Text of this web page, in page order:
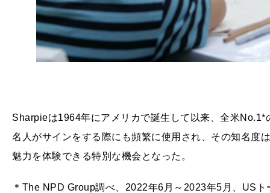
Sharpieは1964年にアメリカで誕生して以来、全米
名人がサインをする際にも頻繁に使用され、その知名度
魅力を体験できる特別な機会となった。
＊The NPD Group調べ、2022年6月～2023年5月、US